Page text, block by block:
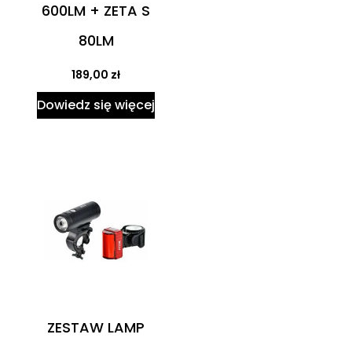
600LM + ZETA S
80LM
189,00 zł
Dowiedz się więcej
ZESTAW LAMP